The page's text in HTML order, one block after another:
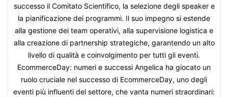
successo il Comitato Scientifico, la selezione degli speaker e
la pianificazione dei programmi. Il suo impegno si estende
alla gestione dei team operativi, alla supervisione logistica e
alla creazione di partnership strategiche, garantendo un alto
livello di qualità e coinvolgimento per tutti gli eventi.
EcommerceDay: numeri e successi Angelica ha giocato un
ruolo cruciale nel successo di EcommerceDay, uno degli
eventi più influenti del settore, che vanta numeri straordinari: